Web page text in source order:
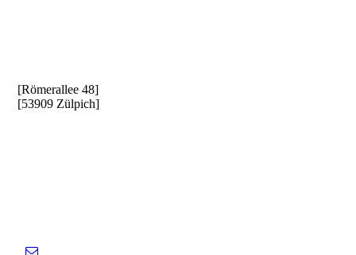
[Römerallee 48]
[53909 Zülpich]